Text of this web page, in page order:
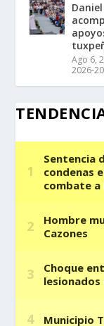
Ago 6,
2026-